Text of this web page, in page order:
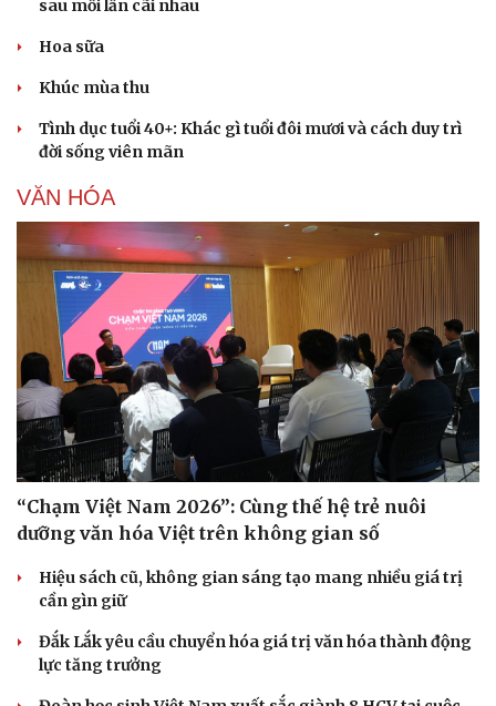
sau mỗi lần cãi nhau
Hoa sữa
Khúc mùa thu
Tình dục tuổi 40+: Khác gì tuổi đôi mươi và cách duy trì
đời sống viên mãn
VĂN HÓA
“Chạm Việt Nam 2026”: Cùng thế hệ trẻ nuôi
dưỡng văn hóa Việt trên không gian số
Hiệu sách cũ, không gian sáng tạo mang nhiều giá trị
cần gìn giữ
Đắk Lắk yêu cầu chuyển hóa giá trị văn hóa thành động
lực tăng trưởng